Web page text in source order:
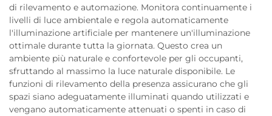
di rilevamento e automazione. Monitora continuamente i
livelli di luce ambientale e regola automaticamente
l'illuminazione artificiale per mantenere un'illuminazione
ottimale durante tutta la giornata. Questo crea un
ambiente più naturale e confortevole per gli occupanti,
sfruttando al massimo la luce naturale disponibile. Le
funzioni di rilevamento della presenza assicurano che gli
spazi siano adeguatamente illuminati quando utilizzati e
vengano automaticamente attenuati o spenti in caso di